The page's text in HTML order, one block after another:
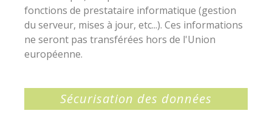
fonctions de prestataire informatique (gestion
du serveur, mises à jour, etc...). Ces informations
ne seront pas transférées hors de l'Union
européenne.
Sécurisation des données